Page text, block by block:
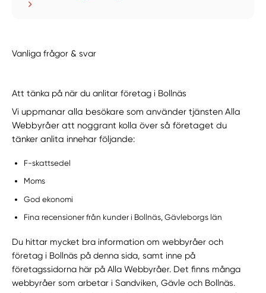
Vanliga frågor & svar
Att tänka på när du anlitar företag i Bollnäs
Vi uppmanar alla besökare som använder tjänsten Alla
Webbyråer att noggrant kolla över så företaget du
tänker anlita innehar följande:
F-skattsedel
Moms
God ekonomi
Fina recensioner från kunder i Bollnäs, Gävleborgs län
Du hittar mycket bra information om webbyråer och
företag i Bollnäs på denna sida, samt inne på
företagssidorna här på Alla Webbyråer. Det finns många
webbyråer som arbetar i Sandviken, Gävle och Bollnäs.